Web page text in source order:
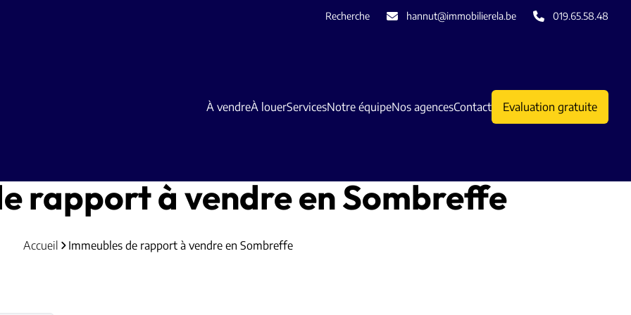
Recherche hannut@immobilierela.be 019.65.58.48
À vendreÀ louerServicesNotre équipeNos agencesContact Evaluation gratuite
rapport à vendre en Sombreffe
Accueil Immeubles de rapport à vendre en Sombreffe